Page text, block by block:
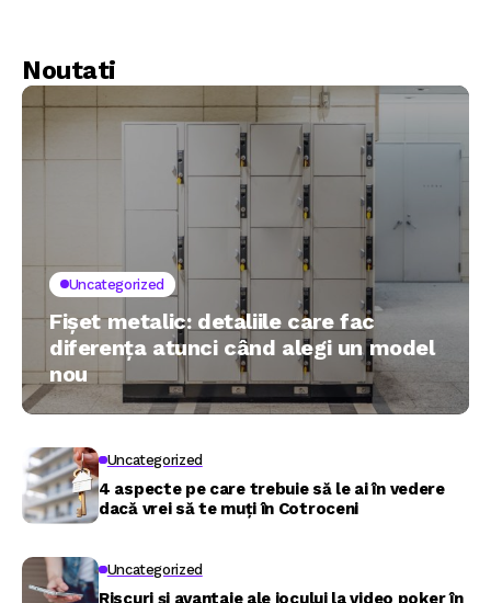
Noutati
Uncategorized
Fișet metalic: detaliile care fac
diferența atunci când alegi un model
nou
Uncategorized
4 aspecte pe care trebuie să le ai în vedere
dacă vrei să te muți în Cotroceni
Uncategorized
Riscuri și avantaje ale jocului la video poker în